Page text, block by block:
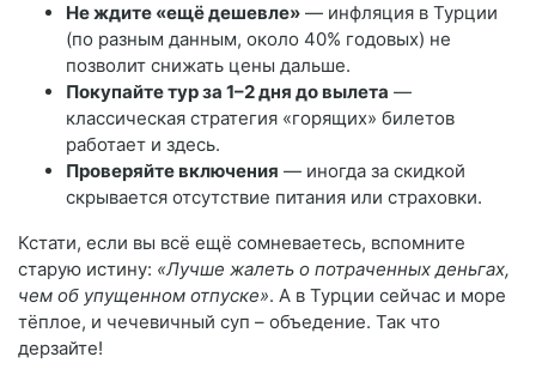
Не ждите «ещё дешевле» — инфляция в Турции
(по разным данным, около 40% годовых) не
позволит снижать цены дальше.
Покупайте тур за 1–2 дня до вылета —
классическая стратегия «горящих» билетов
работает и здесь.
Проверяйте включения — иногда за скидкой
скрывается отсутствие питания или страховки.
Кстати, если вы всё ещё сомневаетесь, вспомните
старую истину: «Лучше жалеть о потраченных деньгах,
чем об упущенном отпуске». А в Турции сейчас и море
тёплое, и чечевичный суп – объедение. Так что
дерзайте!